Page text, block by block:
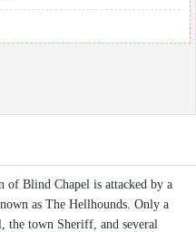
of Blind Chapel is attacked by a
as The Hellhounds. Only a
the town Sheriff, and several